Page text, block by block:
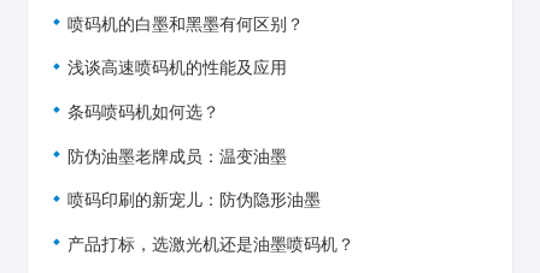
喷码机的白墨和黑墨有何区别？
浅谈高速喷码机的性能及应用
条码喷码机如何选？
防伪油墨老牌成员：温变油墨
喷码印刷的新宠儿：防伪隐形油墨
产品打标，选激光机还是油墨喷码机？